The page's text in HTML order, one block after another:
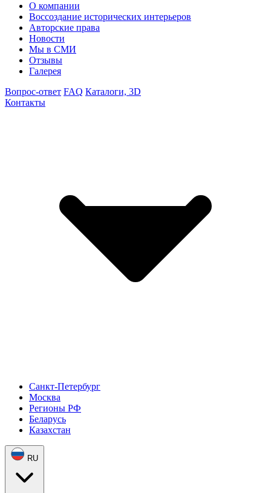
О компании
Воссоздание исторических интерьеров
Авторские права
Новости
Мы в СМИ
Отзывы
Галерея
Вопрос-ответ FAQ Каталоги, 3D
Контакты
Санкт-Петербург
Москва
Регионы РФ
Беларусь
Казахстан
RU